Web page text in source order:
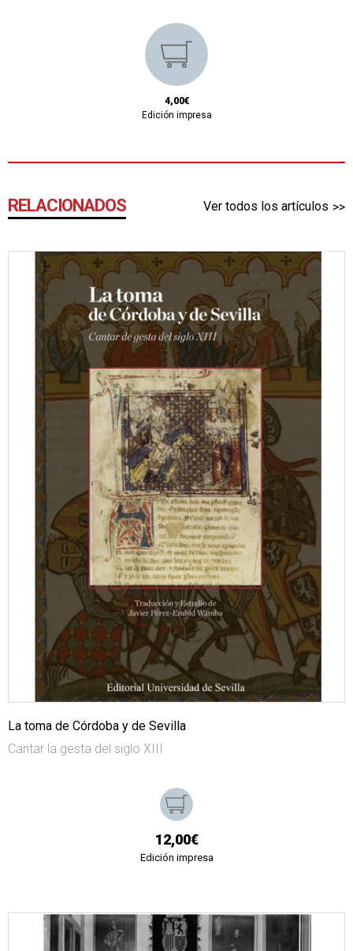
4,00€
Edición impresa
RELACIONADOS Ver todos los artículos
La toma de Córdoba y de Sevilla
Cantar la gesta del siglo XIII
12,00€
Edición impresa